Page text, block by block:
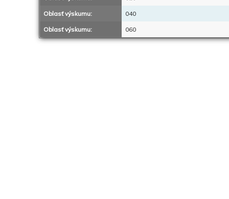
Oblasť výskumu: 040
Oblasť výskumu: 060